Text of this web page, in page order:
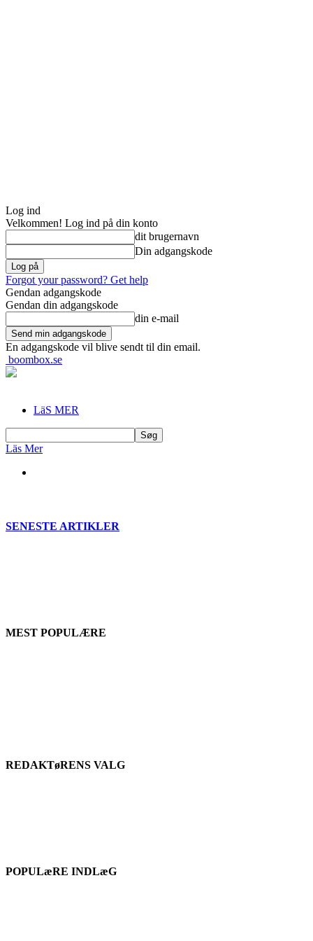
Log ind
Velkommen! Log ind på din konto
dit brugernavn
Din adgangskode
Forgot your password? Get help
Gendan adgangskode
Gendan din adgangskode
din e-mail
En adgangskode vil blive sendt til din email.
boombox.se
LäS MER
Läs Mer
SENESTE ARTIKLER
MEST POPULÆRE
REDAKTøRENS VALG
POPULæRE INDLæG